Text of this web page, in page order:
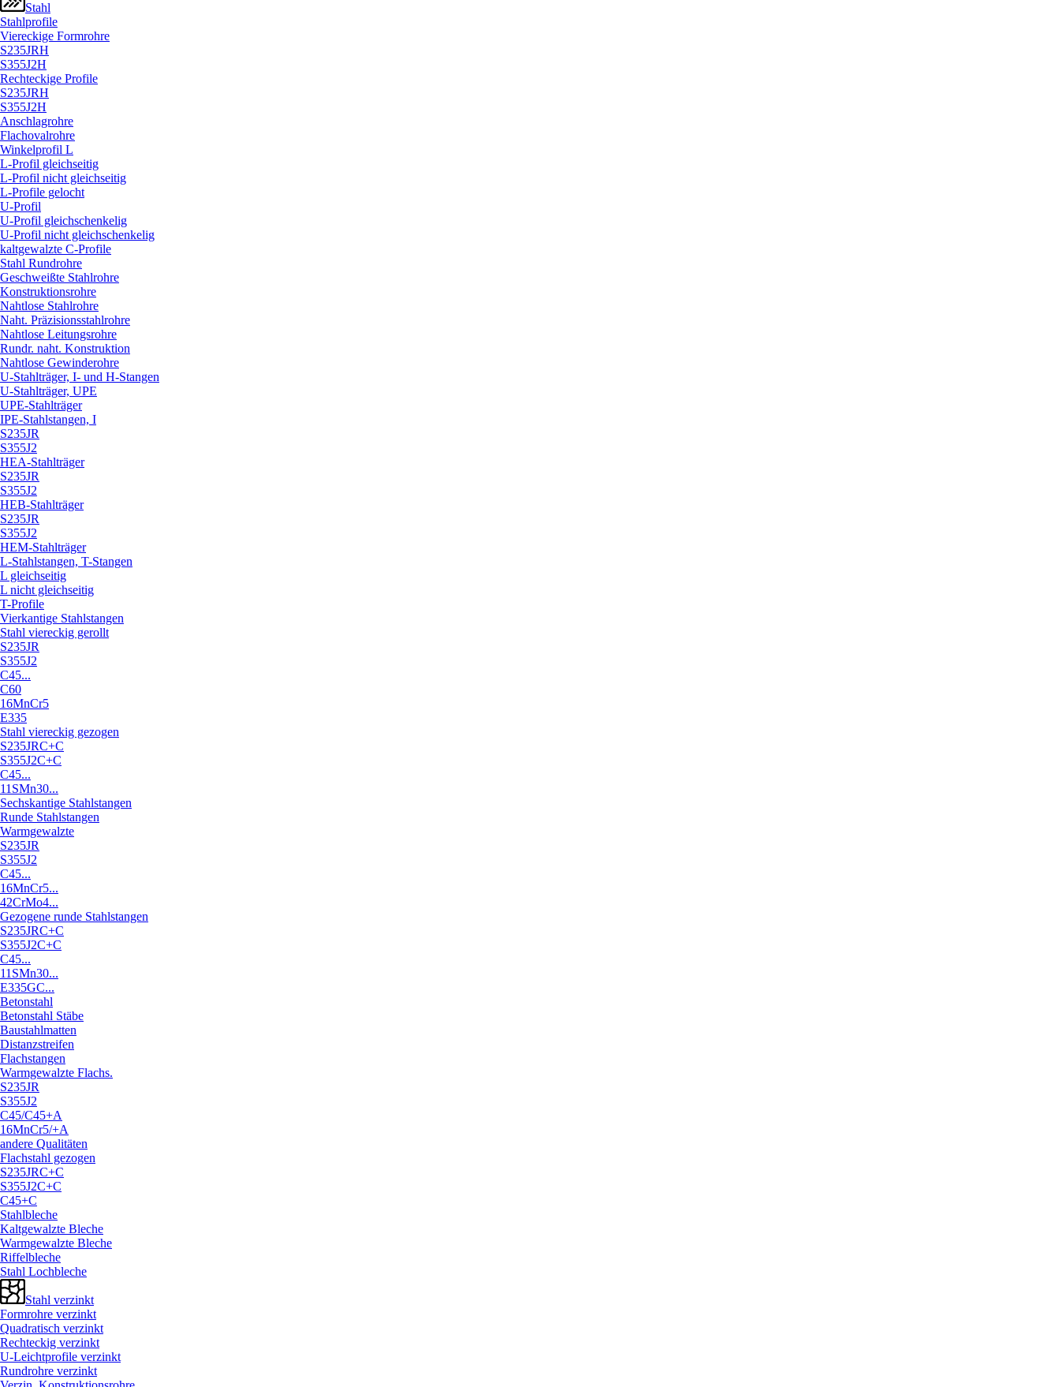
Stahl
Stahlprofile
Viereckige Formrohre
S235JRH
S355J2H
Rechteckige Profile
S235JRH
S355J2H
Anschlagrohre
Flachovalrohre
Winkelprofil L
L-Profil gleichseitig
L-Profil nicht gleichseitig
L-Profile gelocht
U-Profil
U-Profil gleichschenkelig
U-Profil nicht gleichschenkelig
kaltgewalzte C-Profile
Stahl Rundrohre
Geschweißte Stahlrohre
Konstruktionsrohre
Nahtlose Stahlrohre
Naht. Präzisionsstahlrohre
Nahtlose Leitungsrohre
Rundr. naht. Konstruktion
Nahtlose Gewinderohre
U-Stahlträger, I- und H-Stangen
U-Stahlträger, UPE
UPE-Stahlträger
IPE-Stahlstangen, I
S235JR
S355J2
HEA-Stahlträger
S235JR
S355J2
HEB-Stahlträger
S235JR
S355J2
HEM-Stahlträger
L-Stahlstangen, T-Stangen
L gleichseitig
L nicht gleichseitig
T-Profile
Vierkantige Stahlstangen
Stahl viereckig gerollt
S235JR
S355J2
C45...
C60
16MnCr5
E335
Stahl viereckig gezogen
S235JRC+C
S355J2C+C
C45...
11SMn30...
Sechskantige Stahlstangen
Runde Stahlstangen
Warmgewalzte
S235JR
S355J2
C45...
16MnCr5...
42CrMo4...
Gezogene runde Stahlstangen
S235JRC+C
S355J2C+C
C45...
11SMn30...
E335GC...
Betonstahl
Betonstahl Stäbe
Baustahlmatten
Distanzstreifen
Flachstangen
Warmgewalzte Flachs.
S235JR
S355J2
C45/C45+A
16MnCr5/+A
andere Qualitäten
Flachstahl gezogen
S235JRC+C
S355J2C+C
C45+C
Stahlbleche
Kaltgewalzte Bleche
Warmgewalzte Bleche
Riffelbleche
Stahl Lochbleche
Stahl verzinkt
Formrohre verzinkt
Quadratisch verzinkt
Rechteckig verzinkt
U-Leichtprofile verzinkt
Rundrohre verzinkt